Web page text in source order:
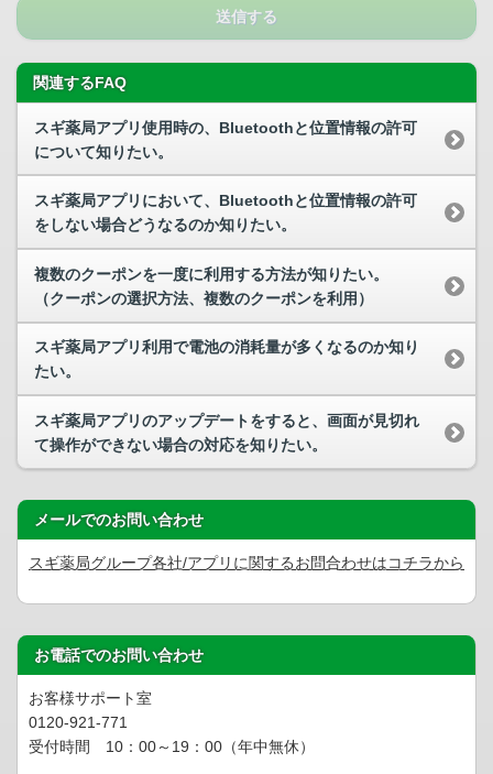
送信する
関連するFAQ
スギ薬局アプリ使用時の、Bluetoothと位置情報の許可
について知りたい。
スギ薬局アプリにおいて、Bluetoothと位置情報の許可
をしない場合どうなるのか知りたい。
複数のクーポンを一度に利用する方法が知りたい。
（クーポンの選択方法、複数のクーポンを利用）
スギ薬局アプリ利用で電池の消耗量が多くなるのか知り
たい。
スギ薬局アプリのアップデートをすると、画面が見切れ
て操作ができない場合の対応を知りたい。
メールでのお問い合わせ
スギ薬局グループ各社/アプリに関するお問合わせはコチラから
お電話でのお問い合わせ
お客様サポート室
0120-921-771
受付時間 10：00～19：00（年中無休）